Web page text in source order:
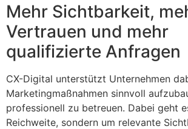
Mehr Sichtbarkeit,
Vertrauen und mehr
qualifizierte Anfragen
CX-Digital unterstützt Unternehmen
Marketingmaßnahmen sinnvoll
professionell zu betreuen. Dabei geht
Reichweite, sondern um relevante